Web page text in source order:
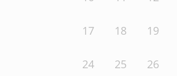
17 18 19
24 25 26